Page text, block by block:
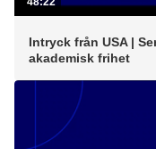
Intryck från USA |
akademisk frihet